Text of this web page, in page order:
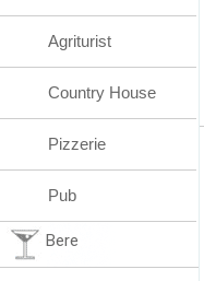
Agriturist
Country House
Pizzerie
Pub
Bere